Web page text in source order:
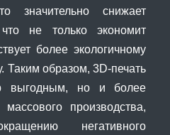
значительно снижает
не только экономит
более экологичному
Таким образом, 3D-печать
выгодным, но и более
производства,
негативного